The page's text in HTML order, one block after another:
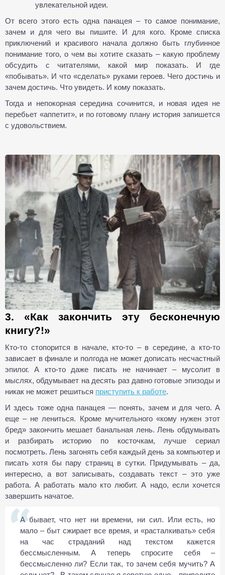
увлекательной идеи.
От всего этого есть одна панацея – то самое понимание,
зачем и для чего вы пишите. И для кого. Кроме списка
приключений и красивого начала должно быть глубинное
понимание того, о чем вы хотите сказать – какую проблему
обсудить с читателями, какой мир показать. И где
«побывать». И что «сделать» руками героев. Чего достичь и
зачем достичь. Что увидеть. И кому показать.
Тогда и непокорная середина сочинится, и новая идея не
перебьет «аппетит», и по готовому плану история запишется
с удовольствием.
3. «Как закончить эту бесконечную
книгу?!»
Кто-то стопорится в начале, кто-то – в середине, а кто-то
зависает в финале и полгода не может дописать несчастный
эпилог. А кто-то даже писать не начинает – мусолит в
мыслях, обдумывает на десять раз давно готовые эпизоды и
никак не может решиться приступить к работе.
И здесь тоже одна панацея — понять, зачем и для чего. А
еще – не лениться. Кроме мучительного «кому нужен этот
бред» закончить мешает банальная лень. Лень обдумывать
и разбирать историю по косточкам, лучше сериал
посмотреть. Лень загонять себя каждый день за компьютер и
писать хотя бы пару страниц в сутки. Придумывать – да,
интересно, а вот записывать, создавать текст – это уже
работа. А работать мало кто любит. А надо, если хочется
завершить начатое.
А бывает, что нет ни времени, ни сил. Или есть, но
мало – быт сжирает все время, и «расталкивать» себя
на час страданий над текстом кажется
бессмысленным. А теперь спросите себя –
бессмысленно ли? Если так, то зачем себя мучить? А